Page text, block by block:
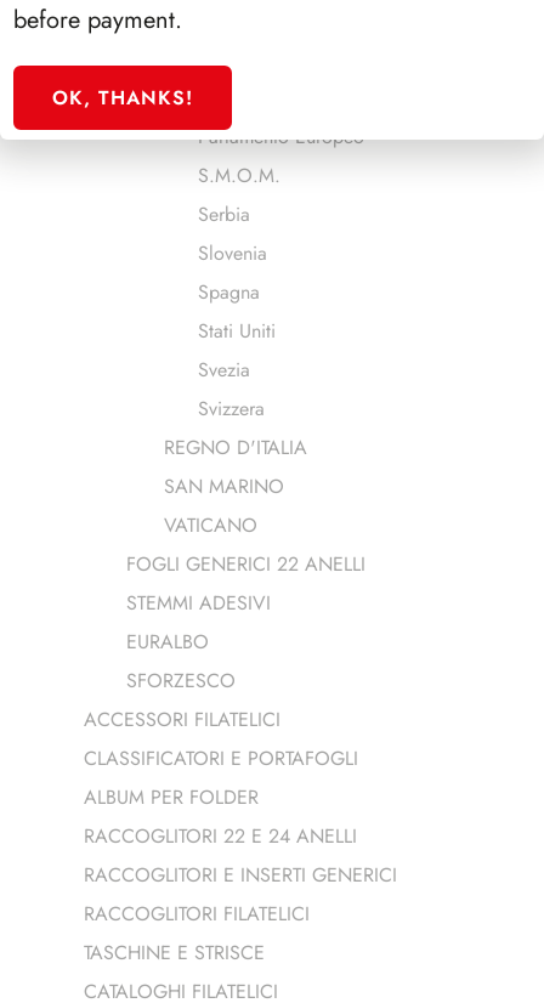
Onu - New York
Parlamento Europeo
S.M.O.M.
Serbia
Slovenia
Spagna
Stati Uniti
Svezia
Svizzera
REGNO D'ITALIA
SAN MARINO
VATICANO
FOGLI GENERICI 22 ANELLI
STEMMI ADESIVI
EURALBO
SFORZESCO
ACCESSORI FILATELICI
CLASSIFICATORI E PORTAFOGLI
ALBUM PER FOLDER
RACCOGLITORI 22 E 24 ANELLI
RACCOGLITORI E INSERTI GENERICI
RACCOGLITORI FILATELICI
TASCHINE E STRISCE
CATALOGHI FILATELICI
before payment.
OK, THANKS!